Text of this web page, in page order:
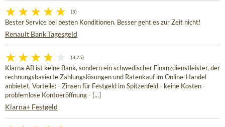
(5)
Bester Service bei besten Konditionen. Besser geht es zur Zeit nicht!
Renault Bank Tagesgeld
(3,75)
Klarna AB ist keine Bank, sondern ein schwedischer Finanzdienstleister, der
rechnungsbasierte Zahlungslösungen und Ratenkauf im Online-Handel
anbietet. Vorteile: - Zinsen für Festgeld im Spitzenfeld - keine Kosten -
problemlose Kontoeröffnung - [...]
Klarna+ Festgeld